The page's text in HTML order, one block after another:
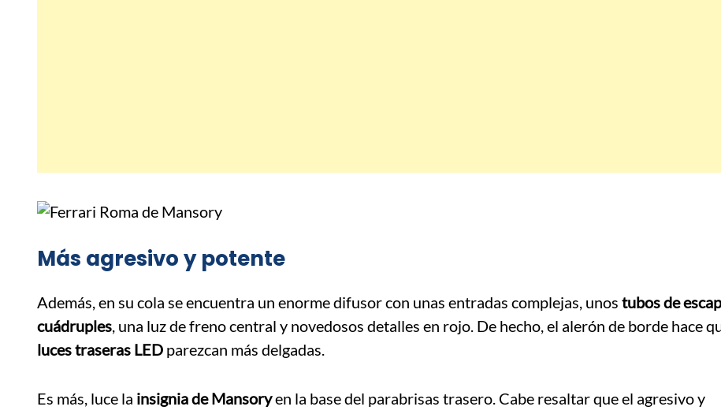
Más agresivo y potente
Además, en su cola se encuentra un enorme difusor con unas entradas complejas, unos tubos de
cuádruples, una luz de freno central y novedosos detalles en rojo. De hecho, el alerón de borde hace
luces traseras LED parezcan más delgadas.
Es más, luce la insignia de Mansoryen la base del parabrisas trasero. Cabe resaltar que el agresivo y